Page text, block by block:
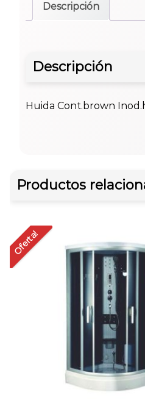
Descripción
Descripción
Huida Cont.brown
Productos
Oferta!